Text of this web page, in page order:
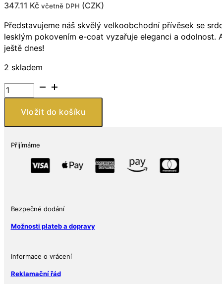
347.11 Kč včetně DPH (CZK)
Představujeme náš skvělý velkoobchodní přívěsek se
lesklým pokovením e-coat vyzařuje eleganci a
ještě dnes!
2 skladem
Přívěsek
srdce
množství
Vložit do košíku
Přijímáme
Bezpečné dodání
Možnosti plateb a dopravy
Informace o vrácení
Reklamační řád